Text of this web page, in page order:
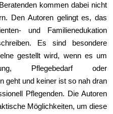
kommen dabei nicht
Den Autoren gelingt es, das
und Familienedukation
Es sind besondere
gestellt wird, wenn es um
Pflegebedarf oder
geht und keiner ist so nah dran
Pflegenden. Die Autoren
Möglichkeiten, um diese